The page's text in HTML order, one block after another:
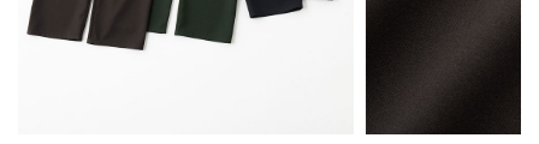
グリーン/S